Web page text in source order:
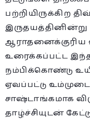
பற்றியிருக்கிற
இருதயத்தினின்று
ஆராதனைக்குரிய
உரைக்கப்பட்ட
நம்பிக்கொண்டு
ஏவப்பட்டு
சாஷ்டாங்கமாக
தாழ்ச்சியுடன்